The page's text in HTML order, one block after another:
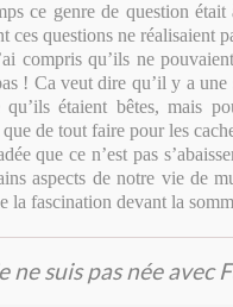
ce genre de question
ces questions ne réalisaient
compris qu’ils ne
! Ca veut dire qu’il y a
qu’ils étaient bêtes, mais
de tout faire pour les
que ce n’est pas
aspects de notre vie de
la fascination devant la
ne suis pas née avec